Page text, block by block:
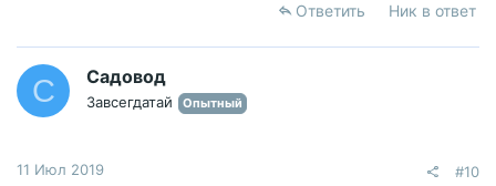
Ответить Ник в ответ
С Садовод
Завсегдатай Опытный
11 Июл 2019 #10